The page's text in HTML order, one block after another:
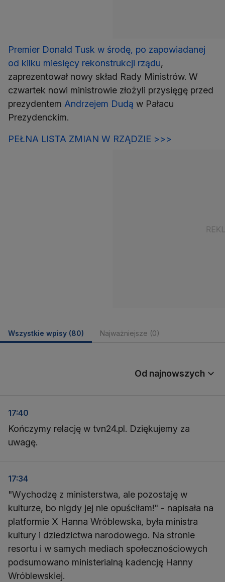
Premier Donald Tusk w środę, po zapowiadanej
od kilku miesięcy rekonstrukcji rządu,
zaprezentował nowy skład Rady Ministrów. W
czwartek nowi ministrowie złożyli przysięgę przed
prezydentem Andrzejem Dudą w Pałacu
Prezydenckim.
PEŁNA LISTA ZMIAN W RZĄDZIE >>>
Wszystkie wpisy (80) Najważniejsze (0)
Od najnowszych
17:40
Kończymy relację w tvn24.pl. Dziękujemy za
uwagę.
17:34
"Wychodzę z ministerstwa, ale pozostaję w
kulturze, bo nigdy jej nie opuściłam!" - napisała na
platformie X Hanna Wróblewska, była ministra
kultury i dziedzictwa narodowego. Na stronie
resortu i w samych mediach społecznościowych
podsumowano ministerialną kadencję Hanny
Wróblewskiej.